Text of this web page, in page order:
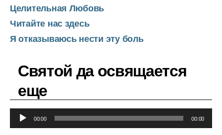
Целительная Любовь
Читайте нас здесь
Я отказываюсь нести эту боль
Святой да освящается
еще
у
00:00 00:00